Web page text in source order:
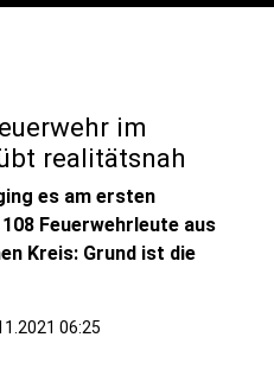
im
realitätsnah
es am ersten
Feuerwehrleute aus
Kreis: Grund ist die
06:25